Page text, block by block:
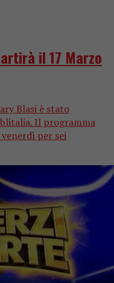
il 17 Marzo
Blasi è stato
Il programma
per sei